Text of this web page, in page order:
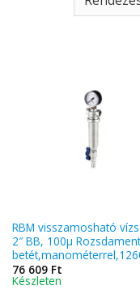
RBM visszamosható
2″ BB, 100µ
76 609 Ft
Készleten